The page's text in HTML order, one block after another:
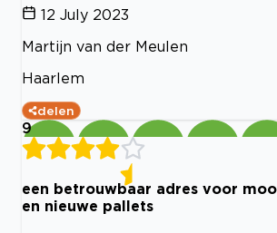
12 July 2023
Martijn van der Meulen
Haarlem
delen
9
een betrouwbaar adres voor
en nieuwe pallets